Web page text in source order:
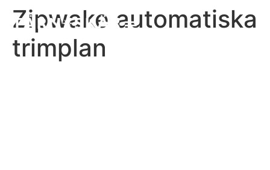
Zipwake automatiska
trimplan